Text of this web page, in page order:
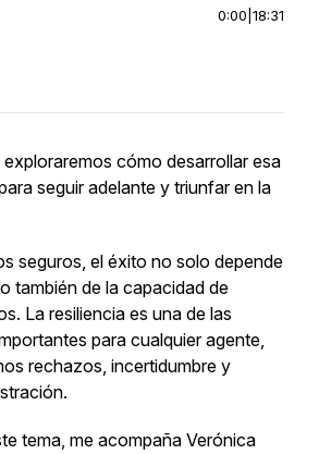
0:00 18:31
cómo desarrollar esa
seguir adelante y triunfar en la
seguros, el éxito no solo depende
también de la capacidad de
La resiliencia es una de las
para cualquier agente,
rechazos, incertidumbre y
tema, me acompaña Verónica